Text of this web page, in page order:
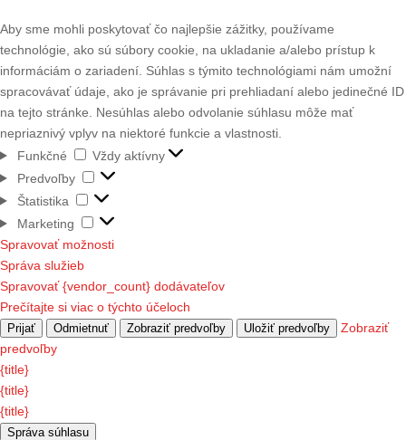
Aby sme mohli poskytovať čo najlepšie zážitky, používame
technológie, ako sú súbory cookie, na ukladanie a/alebo prístup k
informáciám o zariadení. Súhlas s týmito technológiami nám umožní
spracovávať údaje, ako je správanie pri prehliadaní alebo jedinečné ID
na tejto stránke. Nesúhlas alebo odvolanie súhlasu môže mať
nepriaznivý vplyv na niektoré funkcie a vlastnosti.
Funkčné
Funkčné
Vždy aktívny
Predvoľby
Predvoľby
Štatistika
Štatistika
Marketing
Marketing
Spravovať možnosti
Správa služieb
Spravovať {vendor_count} dodávateľov
Prečítajte si viac o týchto účeloch
Prijať Odmietnuť Zobraziť predvoľby Uložiť predvoľby
Zobraziť
predvoľby
{title}
{title}
{title}
Správa súhlasu